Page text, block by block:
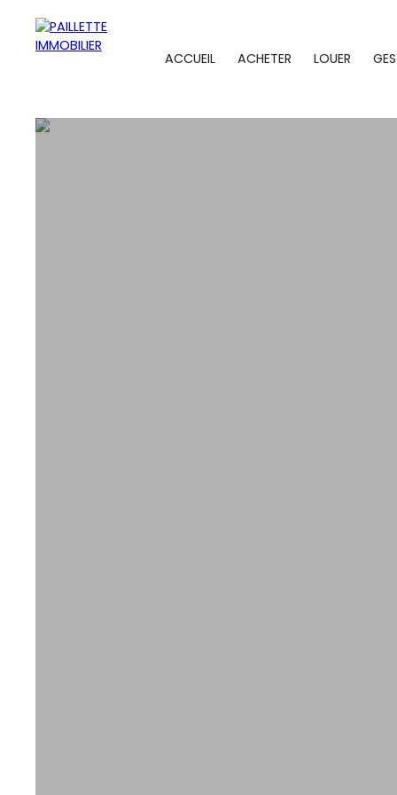
ACCUEIL ACHETER LOUER